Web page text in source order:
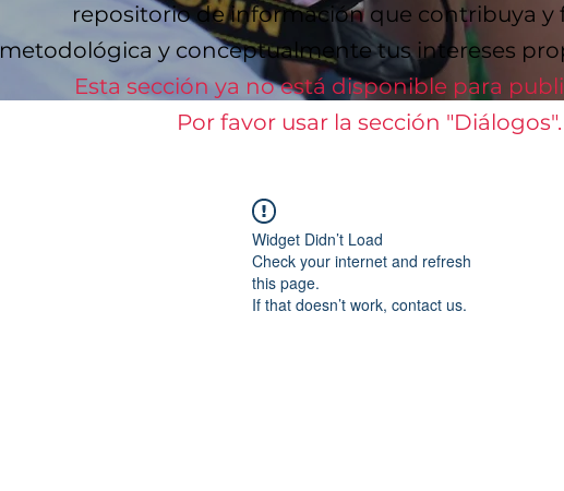
repositorio de información que contribuya y
metodológica y conceptualmente tus intereses
Esta sección ya no está disponible para
Por favor usar la sección "Diálogos".
Widget Didn’t Load
Check your internet and refresh
this page.
If that doesn’t work, contact us.